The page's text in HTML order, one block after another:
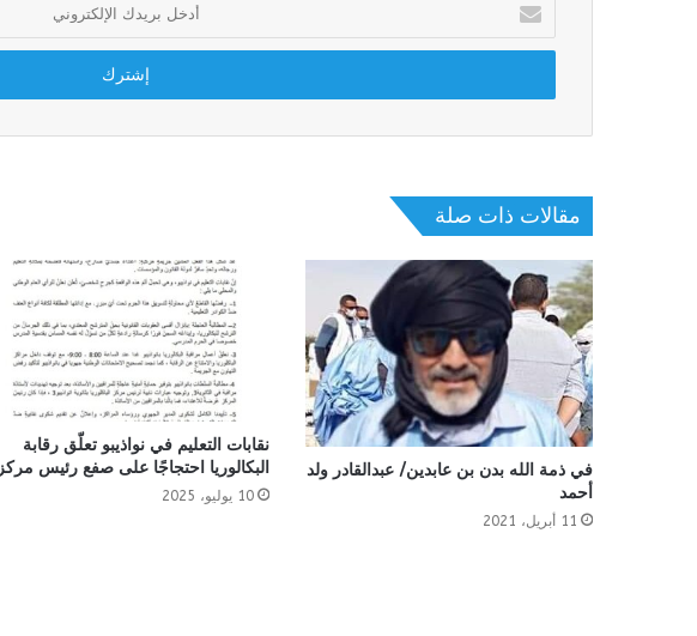
بريدك
الإلكتروني
مقالات ذات صلة
في ذمة الله بدن بن عابدين/ عبدالقادر ولد
أحمد
11 أبريل، 2021
نقابات التعليم في نواذيبو تعلّق رقابة
البكالوريا احتجاجًا على صفع رئيس مركز
10 يوليو، 2025